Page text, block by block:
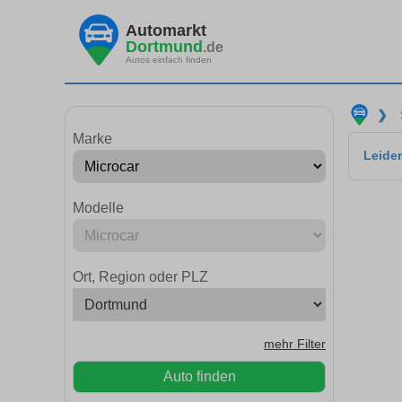
Automarkt
Dortmund.de
Autos einfach finden
Marke
Modelle
Ort, Region oder PLZ
mehr Filter
Auto finden
❯